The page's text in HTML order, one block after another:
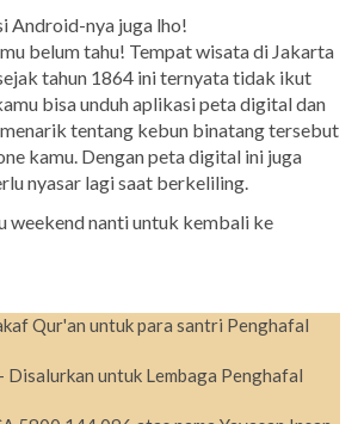
Android-nya juga lho!
belum tahu! Tempat wisata di Jakarta
tahun 1864 ini ternyata tidak ikut
bisa unduh aplikasi peta digital dan
tentang kebun binatang tersebut
kamu. Dengan peta digital ini juga
nyasar lagi saat berkeliling.
weekend nanti untuk kembali ke
Qur'an untuk para santri Penghafal
Disalurkan untuk Lembaga Penghafal